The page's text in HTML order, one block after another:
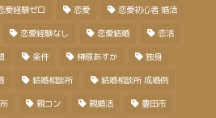
愛経験ゼロ 恋愛 恋愛初心者 婚活
恋愛経験なし 恋愛結婚 恋活
条件 榊原あすか 独身
結婚相談所 結婚相談所 成婚例
親コン 親婚活 豊田市